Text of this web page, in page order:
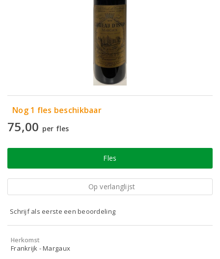
Nog 1 fles beschikbaar
75,00 per fles
Fles
Op verlanglijst
Schrijf als eerste een beoordeling
Herkomst
Frankrijk - Margaux